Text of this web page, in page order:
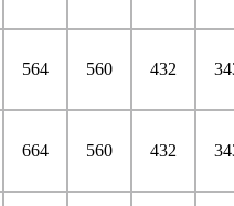
564 560 432
664 560 432